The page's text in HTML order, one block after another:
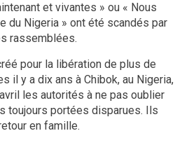
et vivantes » ou « Nous
du Nigeria » ont été scandés par
rassemblées.
pour la libération de plus de
il y a dix ans à Chibok, au Nigeria,
les autorités à ne pas oublier
toujours portées disparues. Ils
en famille.